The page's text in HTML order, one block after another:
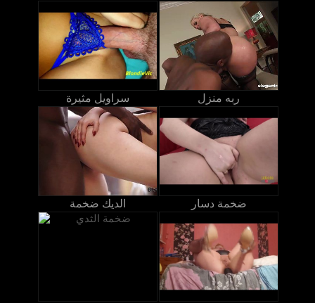
سراويل مثيرة ربه منزل
الديك ضخمة ضخمة دسار